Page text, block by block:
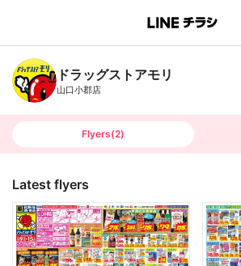
B
n
c
h
T
ドラッグストアモリ
山口小郡店
Flyers(2)
Latest flyers